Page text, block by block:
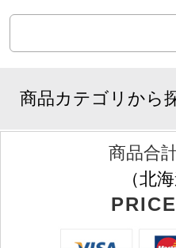
商品カテゴリから
商品合
（北